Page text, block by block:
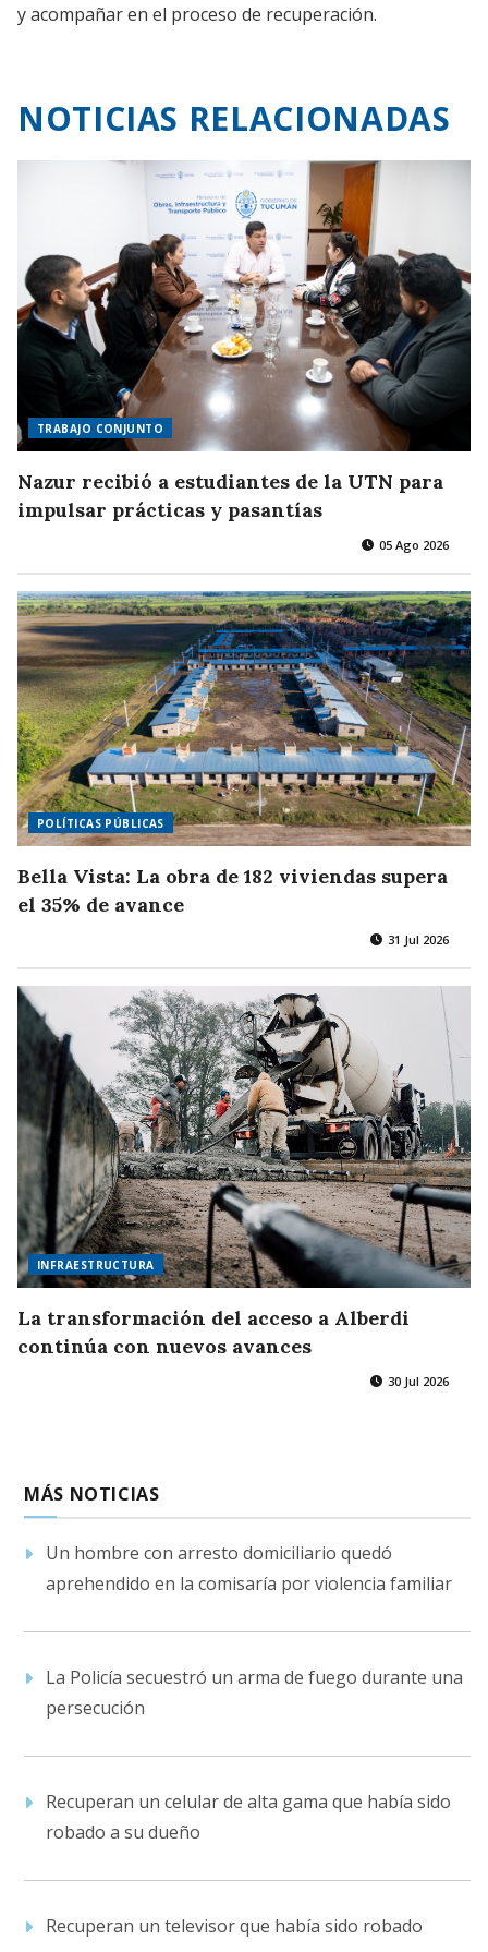
y acompañar en el proceso de recuperación.
NOTICIAS RELACIONADAS
TRABAJO CONJUNTO
Nazur recibió a estudiantes de la UTN para
impulsar prácticas y pasantías
05 Ago 2026
POLÍTICAS PÚBLICAS
Bella Vista: La obra de 182 viviendas supera
el 35% de avance
31 Jul 2026
INFRAESTRUCTURA
La transformación del acceso a Alberdi
continúa con nuevos avances
30 Jul 2026
MÁS NOTICIAS
Un hombre con arresto domiciliario quedó
aprehendido en la comisaría por violencia familiar
La Policía secuestró un arma de fuego durante una
persecución
Recuperan un celular de alta gama que había sido
robado a su dueño
Recuperan un televisor que había sido robado